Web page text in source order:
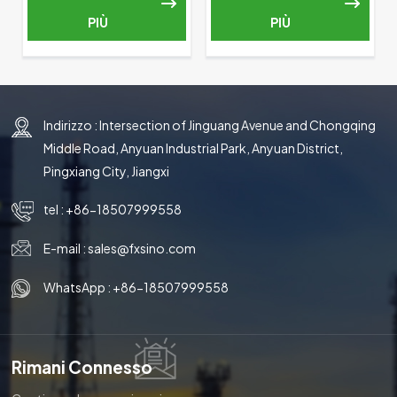
PIÙ PIÙ
Indirizzo : Intersection of Jinguang Avenue and Chongqing
Middle Road, Anyuan Industrial Park, Anyuan District,
Pingxiang City, Jiangxi
tel : +86-18507999558
E-mail :sales@fxsino.com
WhatsApp : +86-18507999558
Rimani Connesso